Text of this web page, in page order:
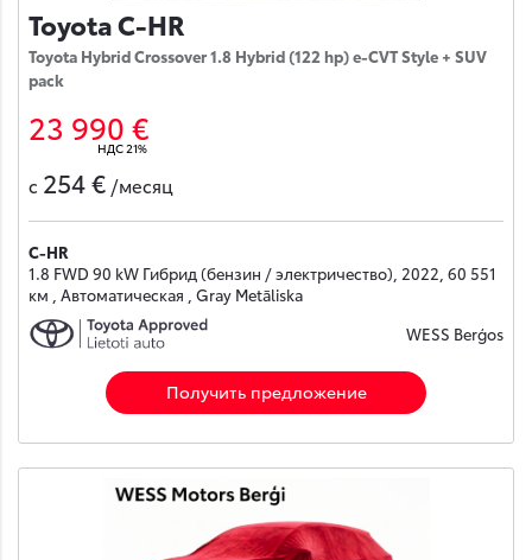
Toyota C-HR
Toyota Hybrid Crossover 1.8 Hybrid (122 hp) e-CVT Style + SUV
pack
23 990 €
НДС 21%
с 254 € /месяц
C-HR
1.8 FWD 90 kW Гибрид (бензин / электричество), 2022, 60 551
км , Автоматическая , Gray Metāliska
WESS Berģos
Получить предложение